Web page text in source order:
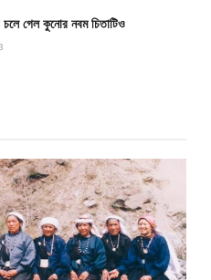
চলে গেল কুনোর নবম চিতাটিও